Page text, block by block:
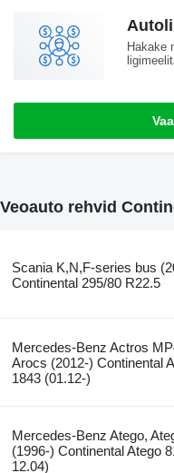
Hakake
Veoauto rehvid
Scania K,N,F-series bus
Continental 295/80 R22.5
Mercedes-Benz Actros
Arocs (2012-) Continental
1843 (01.12-)
Mercedes-Benz Atego,
(1996-) Continental Atego
12.04)